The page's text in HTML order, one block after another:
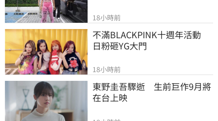
18小時前
不滿BLACKPINK十週年活動
日粉砸YG大門
18小時前
東野圭吾驟逝　生前巨作9月將
在台上映